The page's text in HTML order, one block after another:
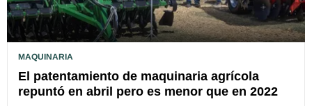
MAQUINARIA
El patentamiento de maquinaria agrícola
repuntó en abril pero es menor que en 2022